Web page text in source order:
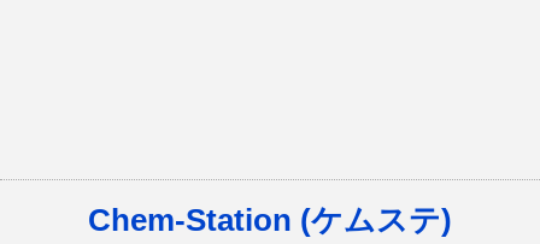
Chem-Station (ケムステ)